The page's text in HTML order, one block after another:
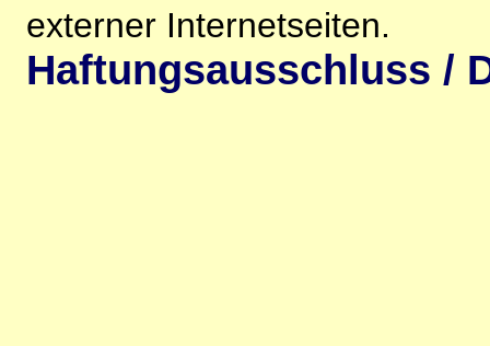
externer Internetseiten.
Haftungsausschluss /